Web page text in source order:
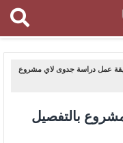
عمل دراسة جدوى لاي مشروع
بالتفصيل